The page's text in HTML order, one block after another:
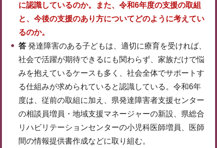
に認識しているのか。また、令和6年度の支援の取組
と、今後の支援のあり方についてどのように考えてい
るのか。
答 発達障害のある子どもは、適切に療育を受ければ、
社会で活躍が期待できるにも関わらず、家族だけで悩
みを抱えているケースも多く、社会全体でサポートす
る仕組みが求められていると認識している。令和6年
度は、従前の取組に加え、県発達障害者支援センター
の相談員増員・地域支援マネージャーの新設、県総合
リハビリテーションセンターの小児科医師増員、医師
間の情報提供書作成などに取り組む。